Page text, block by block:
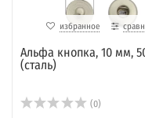
избранное
Альфа кнопка, 10 мм,
(сталь)
(0)